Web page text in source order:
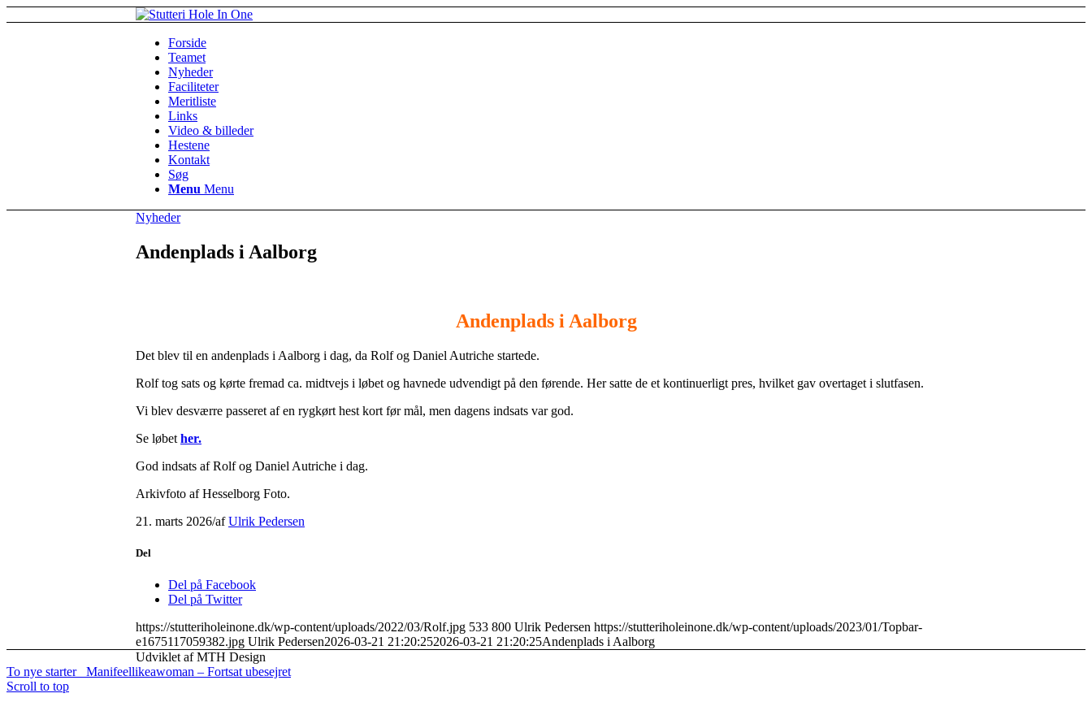
Forside
Teamet
Nyheder
Faciliteter
Meritliste
Links
Video & billeder
Hestene
Kontakt
Søg
Menu Menu
Nyheder
Andenplads i Aalborg
Andenplads i Aalborg
Det blev til en andenplads i Aalborg i dag, da Rolf og Daniel Autriche startede.
Rolf tog sats og kørte fremad ca. midtvejs i løbet og havnede udvendigt på den førende. Her satte de et kontinuerligt pres, hvilket gav overtaget i slutfasen.
Vi blev desværre passeret af en rygkørt hest kort før mål, men dagens indsats var god.
Se løbet her.
God indsats af Rolf og Daniel Autriche i dag.
Arkivfoto af Hesselborg Foto.
21. marts 2026/afUlrik Pedersen
Del
Del på Facebook
Del på Twitter
https://stutteriholeinone.dk/wp-content/uploads/2022/03/Rolf.jpg 533 800 Ulrik Pedersen https://stutteriholeinone.dk/wp-content/uploads/2023/01/Topbar-
e1675117059382.jpg Ulrik Pedersen2026-03-21 21:20:252026-03-21 21:20:25Andenplads i Aalborg
Udviklet af MTH Design
To nye starter
Manifeellikeawoman – Fortsat ubesejret
Scroll to top